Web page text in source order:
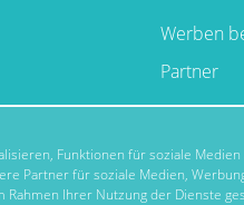
Werben
Partner
Funktionen für soziale
Partner für soziale Medien,
Ihrer Nutzung der Dienste